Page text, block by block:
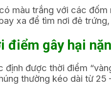
màu trắng với các
xa để tìm nơi đẻ
điểm gây hại
định được thời điểm
thường kéo dài từ